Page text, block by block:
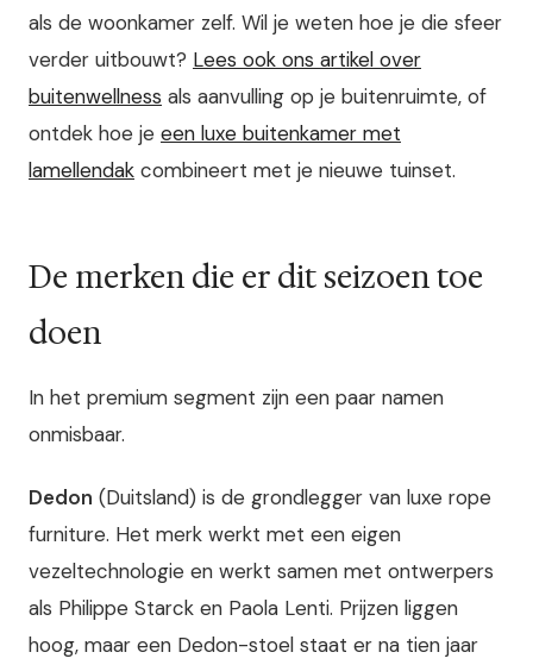
als de woonkamer zelf. Wil je weten hoe je die sfeer
verder uitbouwt? Lees ook ons artikel over
buitenwellness als aanvulling op je buitenruimte, of
ontdek hoe je een luxe buitenkamer met
lamellendak combineert met je nieuwe tuinset.
De merken die er dit seizoen toe
doen
In het premium segment zijn een paar namen
onmisbaar.
Dedon (Duitsland) is de grondlegger van luxe rope
furniture. Het merk werkt met een eigen
vezeltechnologie en werkt samen met ontwerpers
als Philippe Starck en Paola Lenti. Prijzen liggen
hoog, maar een Dedon-stoel staat er na tien jaar